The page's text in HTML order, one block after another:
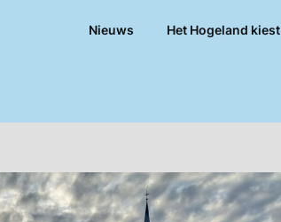
Nieuws Het Hogeland kiest